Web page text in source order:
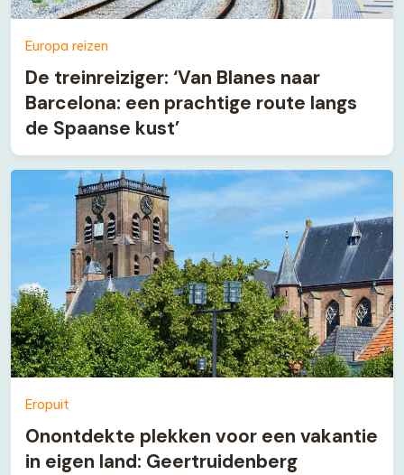
Europa reizen
De treinreiziger: ‘Van Blanes naar
Barcelona: een prachtige route langs
de Spaanse kust’
Eropuit
Onontdekte plekken voor een vakantie
in eigen land: Geertruidenberg